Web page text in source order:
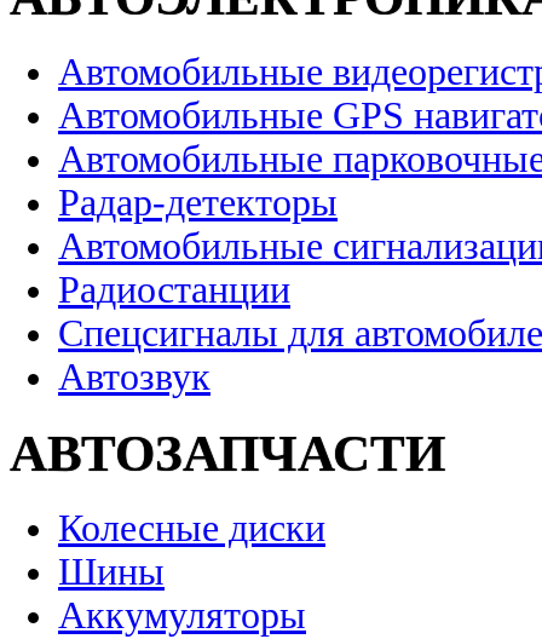
Автомобильные
Автомобильные GPS
Автомобильные
Радар-детекторы
Автомобильные
Радиостанции
Спецсигналы для
Автозвук
АВТОЗАПЧАСТИ
Колесные диски
Шины
Аккумуляторы